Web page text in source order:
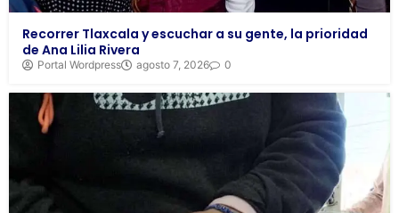
Recorrer Tlaxcala y escuchar a su gente, la prioridad
de Ana Lilia Rivera
Portal Wordpress agosto 7, 2026 0